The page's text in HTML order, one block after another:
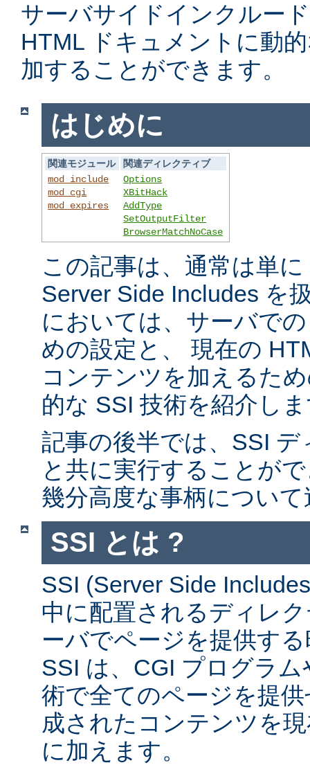
サーバサイドインクルー
HTML ドキュメントに動
加することができます。
はじめに
関連モジュール
関連ディレクティブ
mod_include
mod_cgi
mod_expires
Options
XBitHack
AddType
SetOutputFilter
BrowserMatchNoCase
この記事は、通常は単
Server Side Includes を
においては、サーバで
めの設定と、 現在の
コンテンツを加えるた
的な SSI 技術を紹介し
記事の後半では、SSI
と共に実行することが
幾分高度な事柄につい
SSI とは ?
SSI (Server Side
中に配置されるディレ
ーバでページを提供す
SSI は、CGI プログラ
術で全てのページを提
成されたコンテンツを
に加えます。